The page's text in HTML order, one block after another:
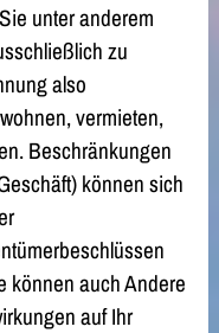
unter anderem
zu
also
vermieten,
Beschränkungen
können sich
können auch Andere
auf Ihr